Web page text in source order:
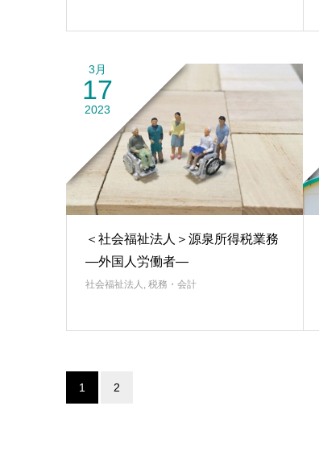
3月
17
2023
＜社会福祉法人＞源泉所得税業務
―外国人労働者―
社会福祉法人 , 税務・会計
1 2